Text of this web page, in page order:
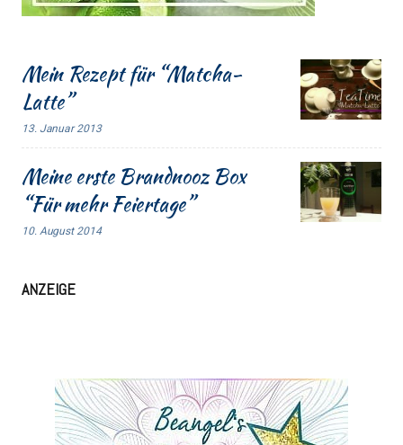
Mein Rezept für “Matcha-
Latte”
13. Januar 2013
Meine erste Brandnooz Box
“Für mehr Feiertage”
10. August 2014
ANZEIGE